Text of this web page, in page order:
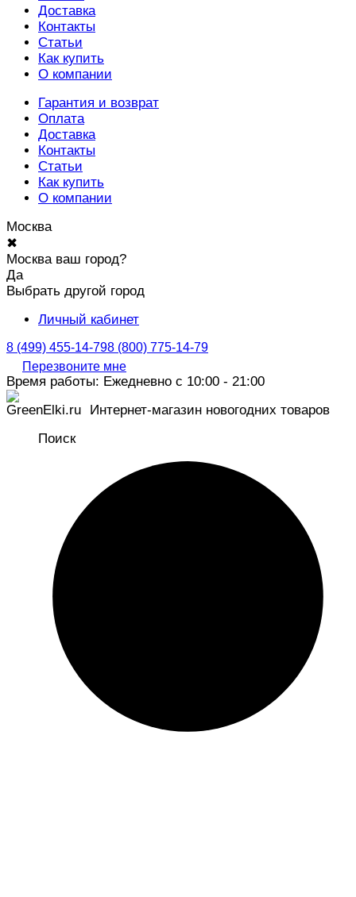
Доставка
Контакты
Статьи
Как купить
О компании
Гарантия и возврат
Оплата
Доставка
Контакты
Статьи
Как купить
О компании
Москва
✖
Москва ваш город?
Да
Выбрать другой город
Личный кабинет
8 (499) 455-14-798 (800) 775-14-79
Перезвоните мне
Время работы: Ежедневно с 10:00 - 21:00
Интернет-магазин новогодних товаров
Поиск